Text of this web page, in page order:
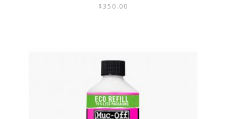
$350.00